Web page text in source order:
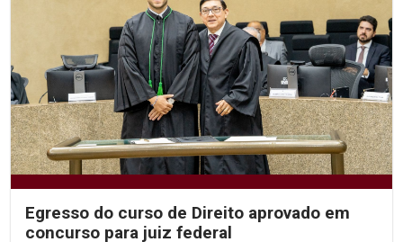
Egresso do curso de Direito aprovado em
concurso para juiz federal